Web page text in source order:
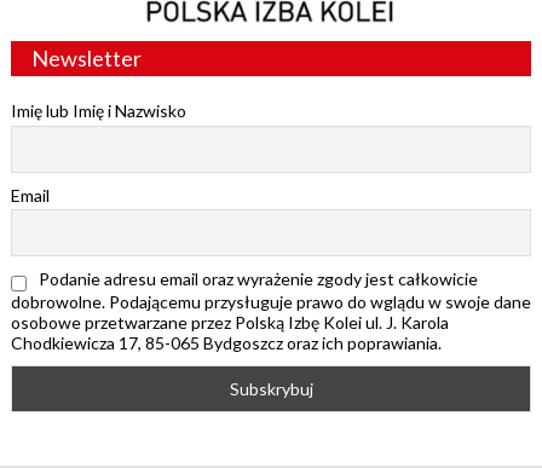
Newsletter
Imię lub Imię i Nazwisko
Email
Podanie adresu email oraz wyrażenie zgody jest całkowicie
dobrowolne. Podającemu przysługuje prawo do wglądu w swoje dane
osobowe przetwarzane przez Polską Izbę Kolei ul. J. Karola
Chodkiewicza 17, 85-065 Bydgoszcz oraz ich poprawiania.